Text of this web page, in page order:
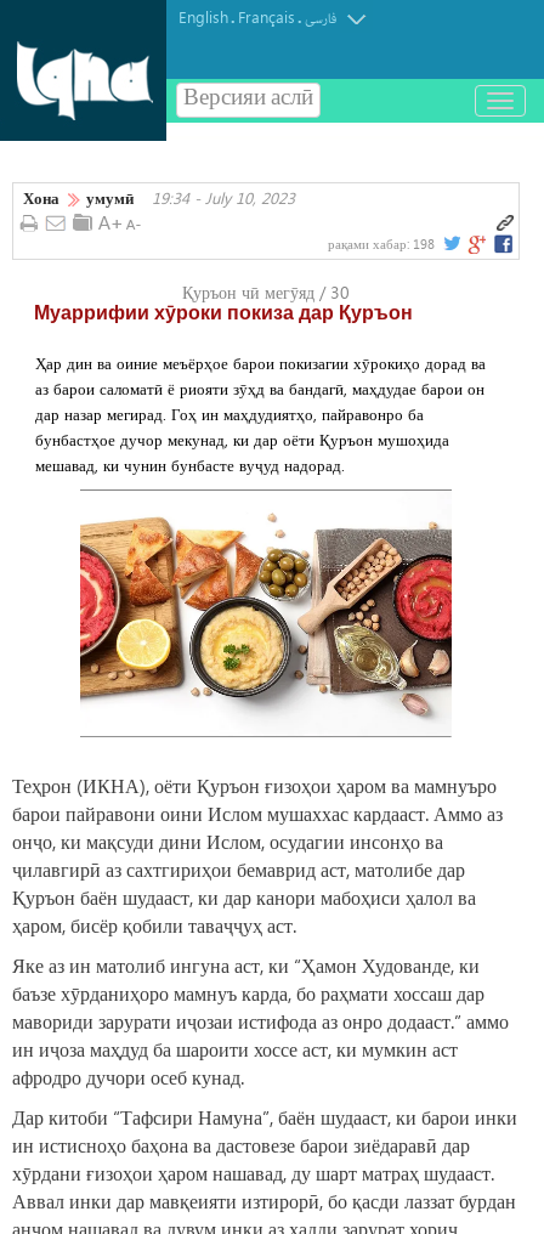
English. Français.فارسی
Версияи аслӣ
باز
و
کردن
Хона умумӣ 19:34 - July 10, 2023
рақами хабар: 198
Қуръон чӣ мегӯяд / 30
Муаррифии хӯроки покиза дар Қуръон
Ҳар дин ва оиние меъёрҳое барои покизагии хӯрокиҳо дорад ва
аз барои саломатӣ ё риояти зӯҳд ва бандагӣ, маҳдудае барои он
дар назар мегирад. Гоҳ ин маҳдудиятҳо, пайравонро ба
бунбастҳое дучор мекунад, ки дар оёти Қуръон мушоҳида
мешавад, ки чунин бунбасте вуҷуд надорад.
Теҳрон (ИКНА), оёти Қуръон ғизоҳои ҳаром ва мамнуъро
барои пайравони оини Ислом мушаххас кардааст. Аммо аз
онҷо, ки мақсуди дини Ислом, осудагии инсонҳо ва
ҷилавгирӣ аз сахтгириҳои бемаврид аст, матолибе дар
Қуръон баён шудааст, ки дар канори мабоҳиси ҳалол ва
ҳаром, бисёр қобили таваҷҷуҳ аст.
Яке аз ин матолиб ингуна аст, ки “Ҳамон Худованде, ки
баъзе хӯрданиҳоро мамнуъ карда, бо раҳмати хоссаш дар
мавориди зарурати иҷозаи истифода аз онро додааст.” аммо
ин иҷоза маҳдуд ба шароити хоссе аст, ки мумкин аст
афродро дучори осеб кунад.
Дар китоби “Тафсири Намуна”, баён шудааст, ки барои инки
ин истисноҳо баҳона ва дастовезе барои зиёдаравӣ дар
хӯрдани ғизоҳои ҳаром нашавад, ду шарт матраҳ шудааст.
Аввал инки дар мавқеияти изтирорӣ, бо қасди лаззат бурдан